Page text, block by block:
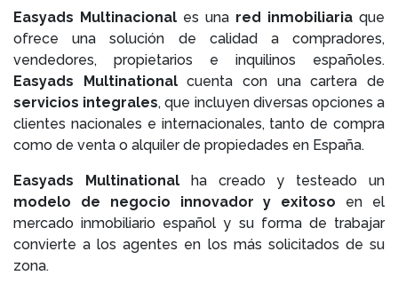
Easyads Multinacional es una red inmobiliaria que
ofrece una solución de calidad a compradores,
vendedores, propietarios e inquilinos españoles.
Easyads Multinationalcuenta con una cartera de
servicios integrales, que incluyen diversas opciones a
clientes nacionales e internacionales, tanto de compra
como de venta o alquiler de propiedades en España.
Easyads Multinationalha creado y testeado un
modelo de negocio innovador y exitoso en el
mercado inmobiliario español y su forma de trabajar
convierte a los agentes en los más solicitados de su
zona.